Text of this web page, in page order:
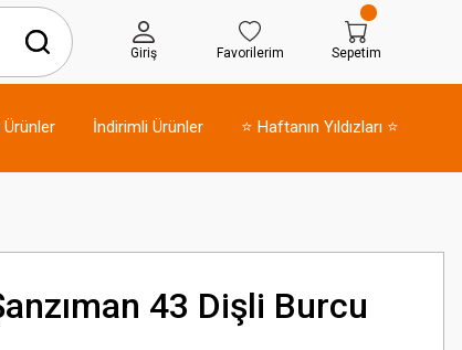
Giriş Favorilerim Sepetim
Ürünler İndirimli Ürünler ⭐ Haftanın Yıldızları ⭐
43 Dişli Burcu